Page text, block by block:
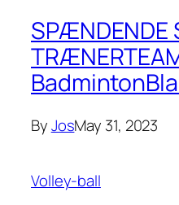
SPÆNDENDE
ByJosMay 31, 2023
Volley-ball